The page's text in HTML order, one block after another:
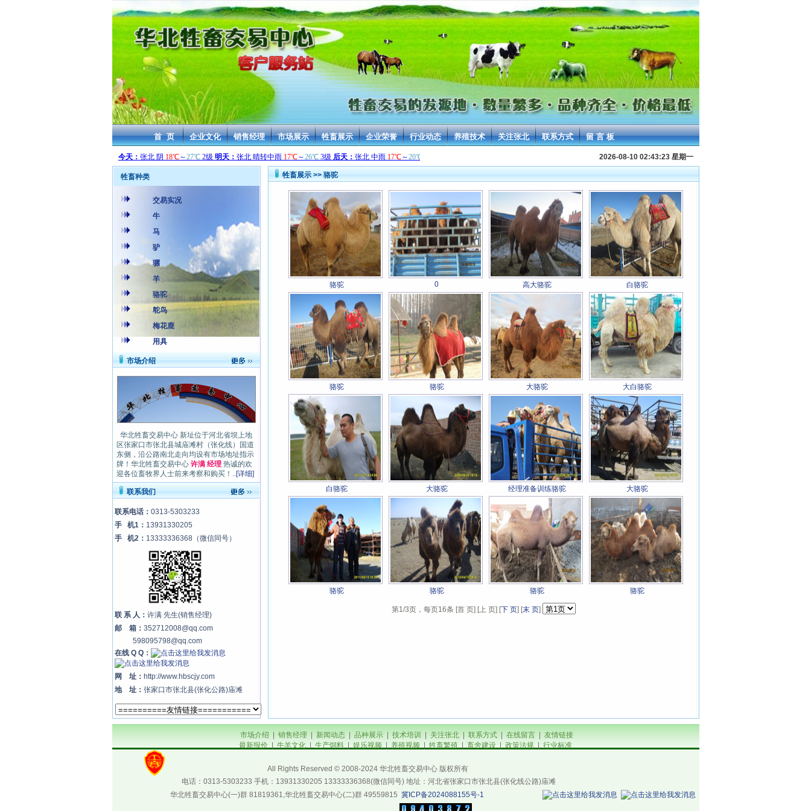
首 页 企业文化 销售经理 市场展示 牲畜展示 企业荣誉 行业动态 养殖技术 关注张北 联系方式 留 言 板
2026-08-10 02:43:23 星期一
牲畜种类
交易实况
牛
马
驴
骡
羊
骆驼
鸵鸟
梅花鹿
用具
市场介绍
华北牲畜交易中心 新址位于河北省坝上地
区张家口市张北县城庙滩村（张化线）国道
东侧，沿公路南北走向均设有市场地址指示
牌！华北牲畜交易中心 许满 经理热诚的欢
迎各位畜牧界人士前来考察和购买！..[详细]
联系我们
联系电话： 0313-5303233
手 机1： 13931330205
手 机2： 13333336368 （微信同号）
联 系 人： 许满 先生(销售经理)
邮 箱： 352712008@qq.com
598095798@qq.com
在线 Q Q：
网 址： http://www.hbscjy.com
地 址： 张家口市张北县(张化公路)庙滩
牲畜展示 >> 骆驼
骆驼 0 高大骆驼 白骆驼
骆驼 骆驼 大骆驼 大白骆驼
白骆驼 大骆驼 经理准备训练骆驼 大骆驼
骆驼 骆驼 骆驼 骆驼
第1/3页，每页16条 [首 页] [上 页] [下 页] [末 页]
市场介绍 销售经理 新闻动态| 品种展示| 技术培训 关注张北| 联系方式| 在线留言| 友情链接
最新报价
牛羊文化 生产饲料 娱乐视频 养殖视频 牲畜繁殖 畜舍建设 政策法规 行业标准
All Rights Reserved © 2008-2024 华北牲畜交易中心 版权所有
电话：0313-5303233 手机：13931330205 13333336368(微信同号) 地址：河北省张家口市张北县(张化线公路)庙滩
华北牲畜交易中心(一)群 81819361,华北牲畜交易中心(二)群 49559815 冀ICP备2024088155号-1